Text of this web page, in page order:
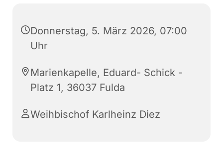
Donnerstag, 5. März 2026, 07:00
Uhr
Marienkapelle, Eduard- Schick -
Platz 1, 36037 Fulda
Weihbischof Karlheinz Diez